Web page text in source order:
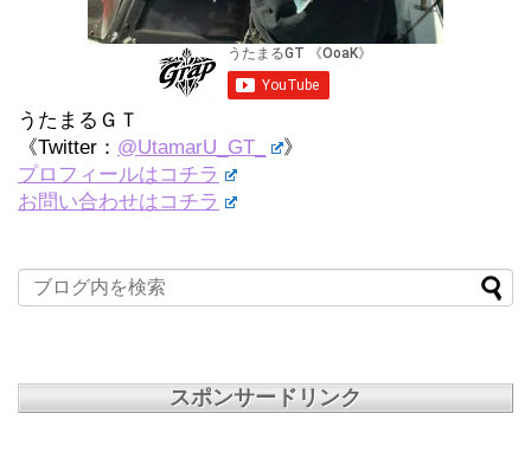
うたまるＧＴ
《Twitter： @UtamarU_GT_
》
プロフィールはコチラ
お問い合わせはコチラ
スポンサードリンク